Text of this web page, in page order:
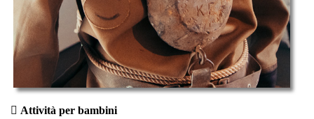
Attività per bambini